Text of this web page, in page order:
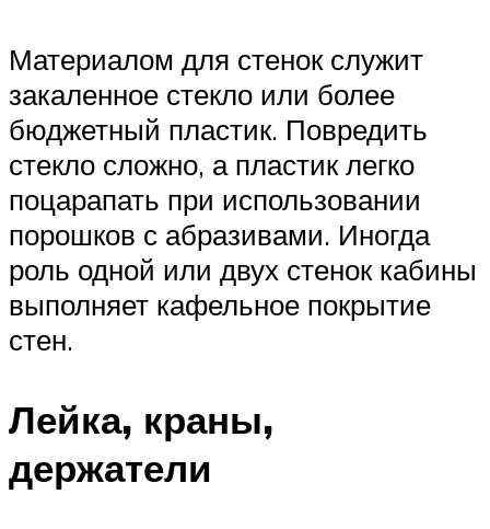
Материалом для стенок служит
закаленное стекло или более
бюджетный пластик. Повредить
стекло сложно, а пластик легко
поцарапать при использовании
порошков с абразивами. Иногда
роль одной или двух стенок кабины
выполняет кафельное покрытие
стен.
Лейка, краны,
держатели